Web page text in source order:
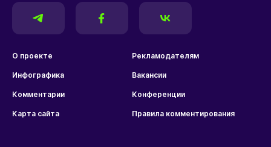
О проекте Рекламодателям
Инфографика Вакансии
Комментарии Конференции
Карта сайта Правила комментирования